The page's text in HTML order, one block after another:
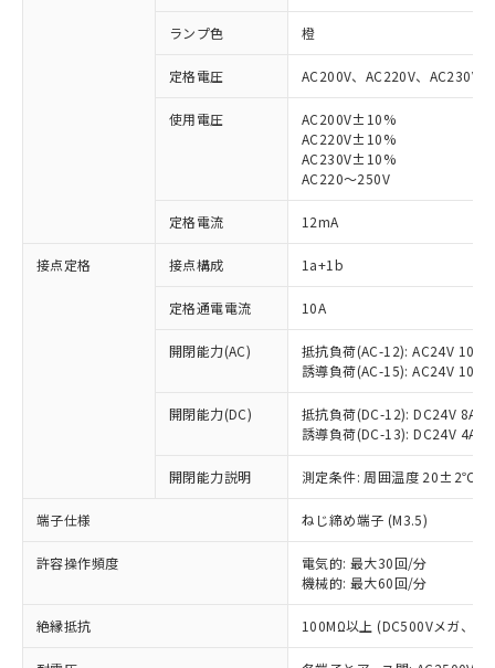
ランプ色 橙
定格電圧 AC200V、AC220V、AC230V
使用電圧
AC200V±10%
AC220V±10%
AC230V±10%
AC220～250V
定格電流 12mA
接点定格 接点構成 1a+1b
定格通電電流 10A
開閉能力(AC)
抵抗負荷(AC-12): AC24V 10A/
誘導負荷(AC-15): AC24V
開閉能力(DC)
抵抗負荷(DC-12): DC24V 8A/
誘導負荷(DC-13): DC24V 4A/
開閉能力説明 測定条件: 周囲温度 20±2℃、
端子仕様 ねじ締め端子 (M3.5)
許容操作頻度
電気的: 最大30回/分
機械的: 最大60回/分
絶縁抵抗 100MΩ以上 (DC500Vメガ、点
ご利用条件
以下の条件をお読みいただき、同意のうえ
ご利用ください。
本サービスは、当社制御機器事業取扱
商品の当社在庫状況および標準価格
(税抜)を提供させていただくもので
当社制御機器事業取扱商品の中には、
本サービスの対象外となる商品もある
※1 対応状況
対応済み：EU RoHS指令（10物質）の
非含有に対応した製品が提供可能な商品で
対応予定：EU RoHS指令（10物質）の非含
有に対応した製品に切り替える予定のある
対応予定なし：EU RoHS指令（10物質）の
非含有に非対応の商品で、対応品を出す予
調査・確認中：EU RoHS指令（10物質）の
非含有の対応状況を調査中または確認中の
商品です。
非該当品：ライセンス料など無形物で、有
害物質有無と関係のない商品です。
仕入先様の事情により、非含有部品として
いたものが、含有品と判明した場合などや
「○」：最大均質材料含有率が中国RoHSの
基準値以下であることを示します。
「×」：最大均質材料含有率が中国RoHSの
基準値を超えていることを示します。
当社は、これら貴社製品のうち、外国